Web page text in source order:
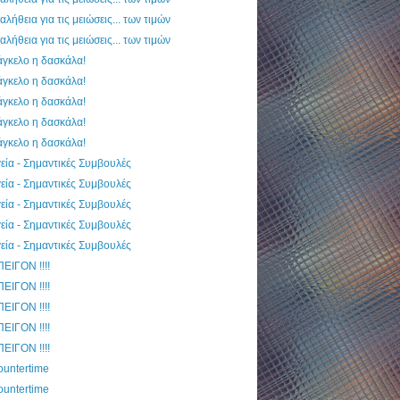
για τις μειώσεις... των τιμών
για τις μειώσεις... των τιμών
η δασκάλα!
η δασκάλα!
η δασκάλα!
η δασκάλα!
η δασκάλα!
- Σημαντικές Συμβουλές
- Σημαντικές Συμβουλές
- Σημαντικές Συμβουλές
- Σημαντικές Συμβουλές
- Σημαντικές Συμβουλές
!!!!
!!!!
!!!!
!!!!
!!!!